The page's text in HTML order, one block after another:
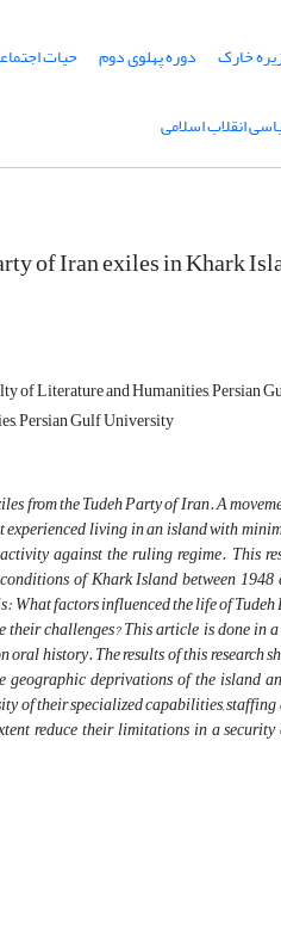
خارک دوره پهلوی دوم
حیات
انقلاب اسلامی
of Iran exiles in Khark
of Literature and Humanities, Persian
Persian Gulf University
from the Tudeh Party of Iran. A
living in an island with
against the ruling regime. This
of Khark Island between
What factors influenced the life of
their challenges? This article is done
history. The results of this research
deprivations of the island
of their specialized capabilities,
reduce their limitations in a